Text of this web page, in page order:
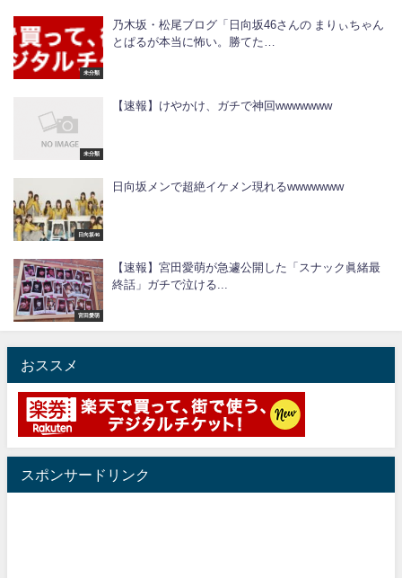
未分類
乃木坂・松尾ブログ「日向坂46さんの まりぃちゃん
とぱるが本当に怖い。勝てた…
未分類
【速報】けやかけ、ガチで神回wwwwwww
日向坂46
日向坂メンで超絶イケメン現れるwwwwwww
宮田愛萌
【速報】宮田愛萌が急遽公開した「スナック眞緒最
終話」ガチで泣ける...
おススメ
スポンサードリンク